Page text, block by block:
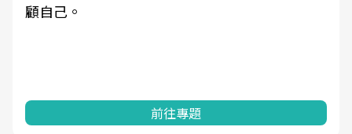
顧自己。
前往專題